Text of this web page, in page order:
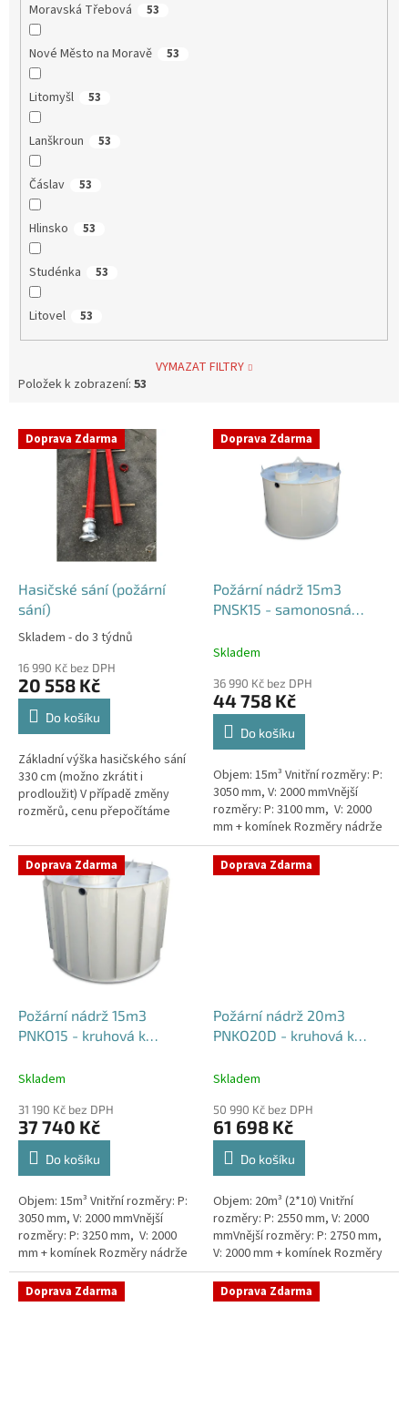
Moravská Třebová 53
Nové Město na Moravě 53
Litomyšl 53
Lanškroun 53
Čáslav 53
Hlinsko 53
Studénka 53
Litovel 53
VYMAZAT FILTRY
Položek k zobrazení: 53
V Doprava Zdarma
Hasičské sání (požární
sání)
Průměrné
produktu
je
4,2
hvězdiček.
Skladem - do 3 týdnů
16 990 Kč bez DPH
20 558 Kč
Do košíku
Základní výška hasičského sání
330 cm (možno zkrátit i
prodloužit) V případě změny
rozměrů, cenu přepočítáme
Doprava Zdarma
Požární nádrž 15m3
PNSK15 - samonosná
Skladem
36 990 Kč bez DPH
44 758 Kč
Do košíku
Objem: 15m³ Vnitřní rozměry: P:
3050 mm, V: 2000 mmVnější
rozměry: P: 3100 mm, V: 2000
mm + komínek Rozměry nádrže
možno jakkoliv upravit -
vyrobíme nádrž na míru!Nádrž...
Doprava Zdarma
Požární nádrž 15m3
PNKO15 - kruhová k
Skladem
31 190 Kč bez DPH
37 740 Kč
Do košíku
Objem: 15m³ Vnitřní rozměry: P:
3050 mm, V: 2000 mmVnější
rozměry: P: 3250 mm, V: 2000
mm + komínek Rozměry nádrže
možno jakkoliv upravit -
vyrobíme nádrž na míru!Nádrž...
Doprava Zdarma
Požární nádrž 20m3
PNKO20D - kruhová k
Skladem
50 990 Kč bez DPH
61 698 Kč
Do košíku
Objem: 20m³ (2*10) Vnitřní
rozměry: P: 2550 mm, V: 2000
mmVnější rozměry: P: 2750 mm,
V: 2000 mm + komínek Rozměry
nádrže možno jakkoliv upravit -
vyrobíme nádrž na...
Doprava Zdarma Doprava Zdarma